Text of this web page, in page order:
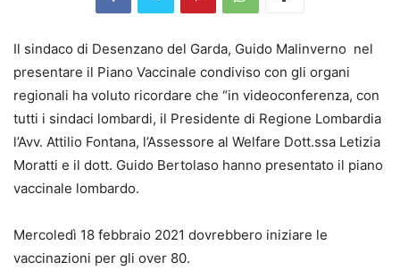
Il sindaco di Desenzano del Garda, Guido Malinverno nel
presentare il Piano Vaccinale condiviso con gli organi
regionali ha voluto ricordare che “in videoconferenza, con
tutti i sindaci lombardi, il Presidente di Regione Lombardia
l’Avv. Attilio Fontana, l’Assessore al Welfare Dott.ssa Letizia
Moratti e il dott. Guido Bertolaso hanno presentato il piano
vaccinale lombardo.
Mercoledì 18 febbraio 2021 dovrebbero iniziare le
vaccinazioni per gli over 80.